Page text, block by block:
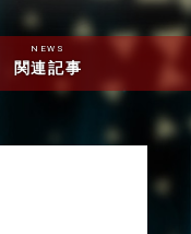
NEWS
関連記事